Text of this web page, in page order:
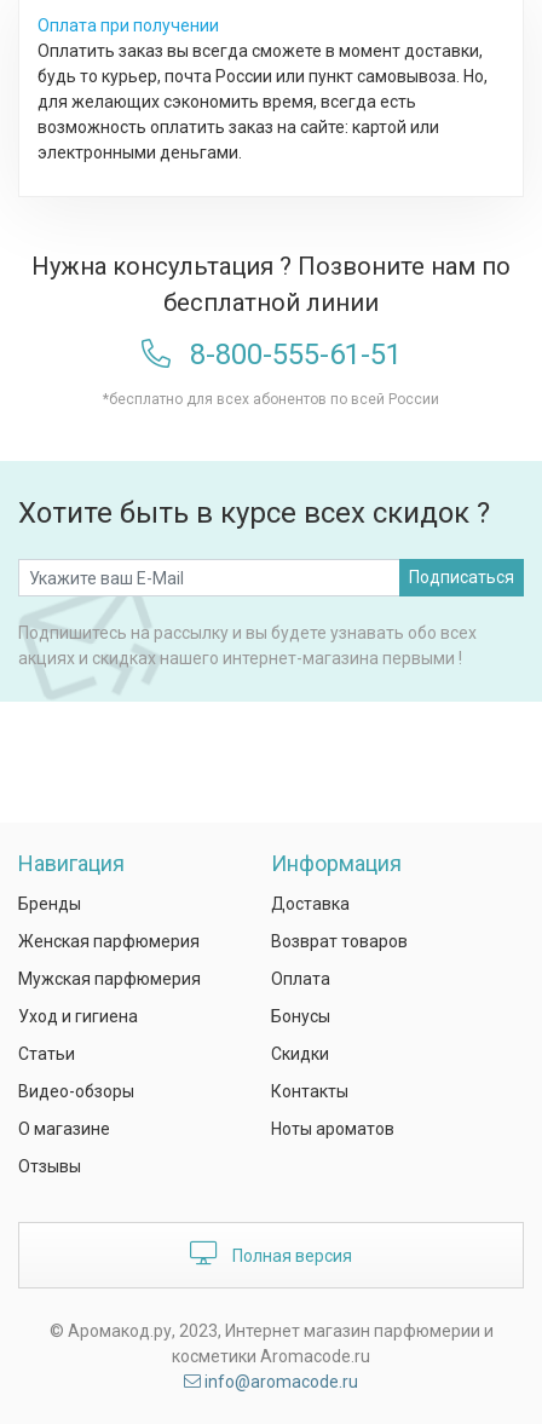
Оплата при получении
Оплатить заказ вы всегда сможете в момент доставки,
будь то курьер, почта России или пункт самовывоза. Но,
для желающих сэкономить время, всегда есть
возможность оплатить заказ на сайте: картой или
электронными деньгами.
Нужна консультация ? Позвоните нам по
бесплатной линии
8-800-555-61-51
*бесплатно для всех абонентов по всей России
Хотите быть в курсе всех скидок ?
Подписаться
Подпишитесь на рассылку и вы будете узнавать обо всех
акциях и скидках нашего интернет-магазина первыми !
Навигация
Бренды
Женская парфюмерия
Мужская парфюмерия
Уход и гигиена
Статьи
Видео-обзоры
О магазине
Отзывы
Информация
Доставка
Возврат товаров
Оплата
Бонусы
Скидки
Контакты
Ноты ароматов
Полная версия
© Аромакод.ру, 2023, Интернет магазин парфюмерии и
косметики Aromacode.ru
info@aromacode.ru